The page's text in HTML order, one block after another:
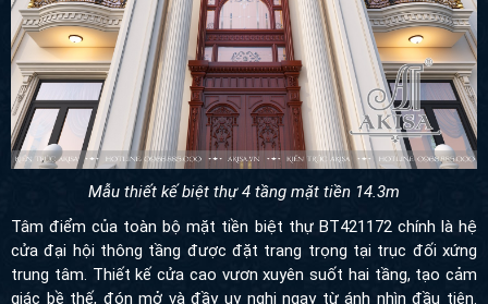
Mẫu thiết kế biệt thự 4 tầng mặt tiền 14.3m
Tâm điểm của toàn bộ mặt tiền biệt thự BT421172 chính là hệ
cửa đại hội thông tầng được đặt trang trọng tại trục đối xứng trung
tâm. Thiết kế cửa cao vươn xuyên suốt hai tầng, tạo cảm giác bề
thế, đón mở và đầy uy nghi ngay từ ánh nhìn đầu tiên. Hình khối